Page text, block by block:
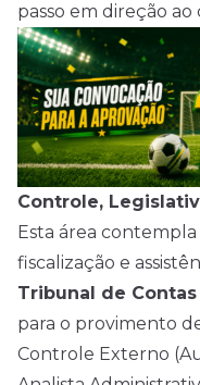
passo em direção ao
Controle,
Esta área
fiscalização e
Tribunal de Contas
para o provimento
Controle Externo